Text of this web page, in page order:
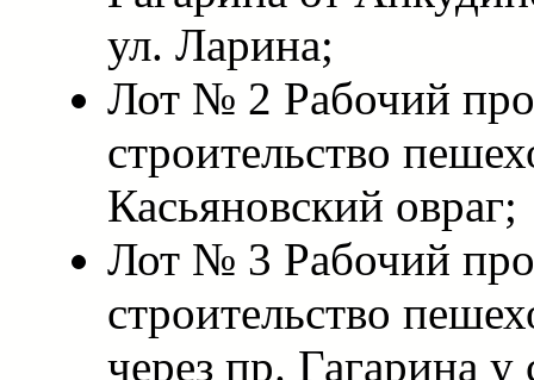
ул. Ларина;
Лот № 2 Рабочий
строительство
Касьяновский овраг;
Лот № 3 Рабочий
строительство
через пр. Гагарина у